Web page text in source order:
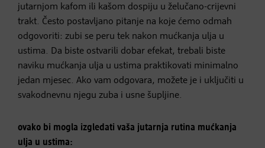
jutarnjom kafom ili kašom dospiju u želučano-crijevni
trakt. Često postavljano pitanje na koje ćemo odmah
odgovoriti: zubi se peru tek nakon mućkanja ulja u
ustima. Da biste ostvarili dobar efekat, trebali biste
naviku mućkanja ulja u ustima praktikovati minimalno
jedan mjesec. Ako vam odgovara, možete je i uključiti u
svakodnevnu njegu zuba i usne šupljine.
ovako bi mogla izgledati vaša jutarnja rutina mućkanja
ulja u ustima: